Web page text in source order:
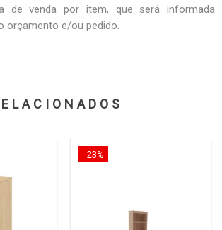
de venda por item, que será informada
orçamento e/ou pedido.
- 23%